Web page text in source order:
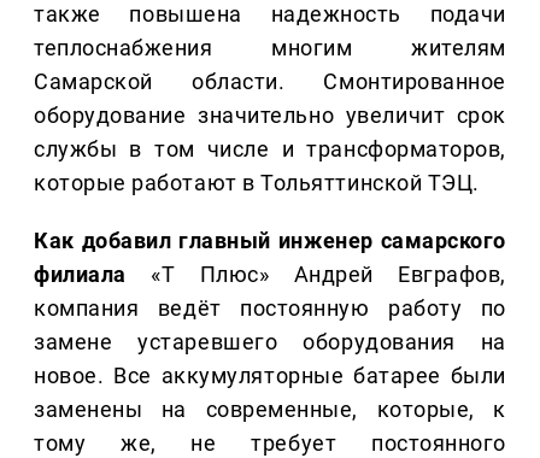
также повышена надежность подачи
теплоснабжения многим жителям
Самарской области. Смонтированное
оборудование значительно увеличит срок
службы в том числе и трансформаторов,
которые работают в Тольяттинской ТЭЦ.
Как добавил главный инженер самарского
филиала «Т Плюс» Андрей Евграфов,
компания ведёт постоянную работу по
замене устаревшего оборудования на
новое. Все аккумуляторные батарее были
заменены на современные, которые, к
тому же, не требует постоянного